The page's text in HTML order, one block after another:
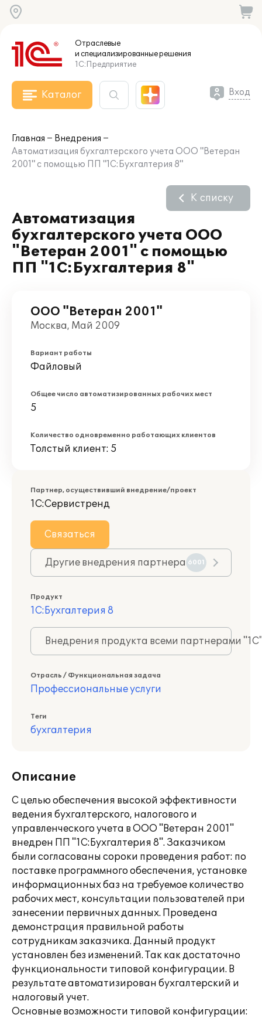
Отраслевые
и специализированныерешения
1С:Предприятие
Каталог Вход
Главная
Внедрения
Автоматизация бухгалтерского учета ООО "Ветеран
2001" с помощью ПП "1С:Бухгалтерия 8"
Автоматизация
бухгалтерского учета ООО
"Ветеран 2001" с помощью
ПП "1С:Бухгалтерия 8"
К списку
ООО "Ветеран 2001"
Москва, Май 2009
Вариант работы
Файловый
Общее число автоматизированных рабочих мест
5
Количество одновременно работающих клиентов
Толстый клиент: 5
Партнер, осуществивший внедрение/проект
1С:Сервистренд
Связаться
Другие внедрения партнера 6001
Продукт
1С:Бухгалтерия 8
Внедрения продукта всеми партнерами
Отрасль / Функциональная задача
Профессиональные услуги
Теги
бухгалтерия
Описание
С целью обеспечения высокой эффективности
ведения бухгалтерского, налогового и
управленческого учета в ООО "Ветеран 2001"
внедрен ПП "1С:Бухгалтерия 8". Заказчиком
были согласованы сороки проведения работ: по
поставке программного обеспечения, установке
информационных баз на требуемое количество
рабочих мест, консультации пользователей при
занесении первичных данных. Проведена
демонстрация правильной работы
сотрудникам заказчика. Данный продукт
установлен без изменений. Так как достаточно
функциональности типовой конфигурации. В
результате автоматизирован бухгалтерский и
налоговый учет.
Основные возможности типовой конфигурации: